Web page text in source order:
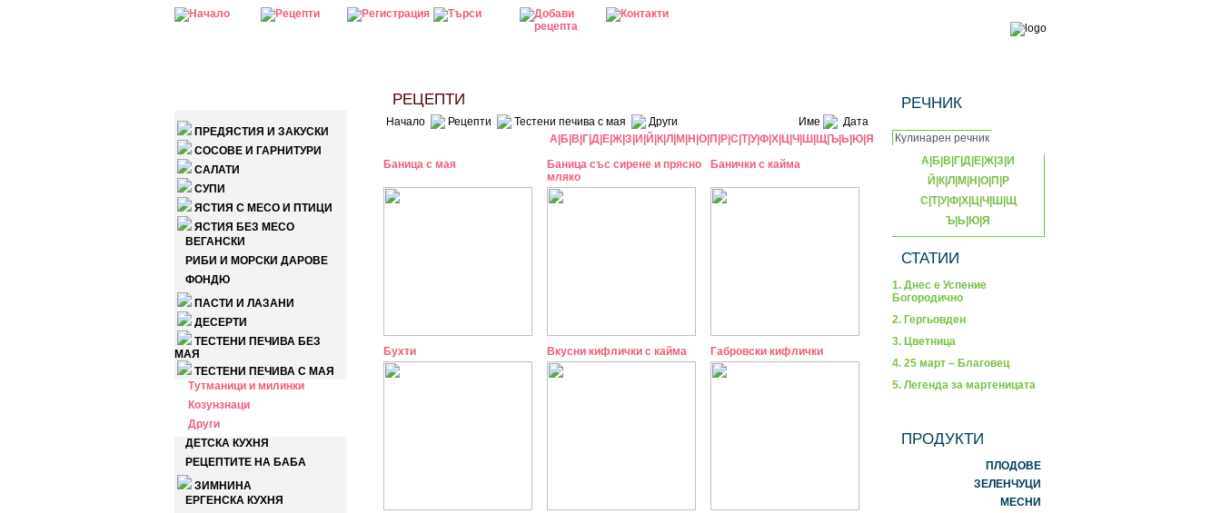
ПРЕДЯСТИЯ И ЗАКУСКИ
СОСОВЕ И ГАРНИТУРИ
САЛАТИ
СУПИ
ЯСТИЯ С МЕСО И ПТИЦИ
ЯСТИЯ БЕЗ МЕСО
ВЕГАНСКИ
РИБИ И МОРСКИ ДАРОВЕ
ФОНДЮ
ПАСТИ И ЛАЗАНИ
ДЕСЕРТИ
ТЕСТЕНИ ПЕЧИВА БЕЗ
МАЯ
ТЕСТЕНИ ПЕЧИВА С МАЯ
Тутманици и милинки
Козунзнаци
Други
ДЕТСКА КУХНЯ
РЕЦЕПТИТЕ НА БАБА
ЗИМНИНА
ЕРГЕНСКА КУХНЯ
РЕЦЕПТИ
Начало Рецепти Тестени печива с мая Други Име
Дата
А Б В Г Д Е Ж З И Й К Л М Н О П Р С Т|У|Ф Х Ц Ч Ш Щ Ъ Ь Ю Я
Баница с мая
Баница със сирене и прясно
мляко
Банички с кайма
Бухти Вкусни кифлички с кайма Габровски кифлички
РЕЧНИК
А Б В Г Д Е Ж З И
Й К| Л М Н О| П Р
С Т|У|Ф| Х| Ц| Ч Ш Щ
Ъ Ь Ю Я
СТАТИИ
1. Днес е Успение
Богородично
2. Гергьовден
3. Цветница
4. 25 март – Благовец
5. Легенда за мартеницата
ПРОДУКТИ
ПЛОДОВЕ
ЗЕЛЕНЧУЦИ
МЕСНИ